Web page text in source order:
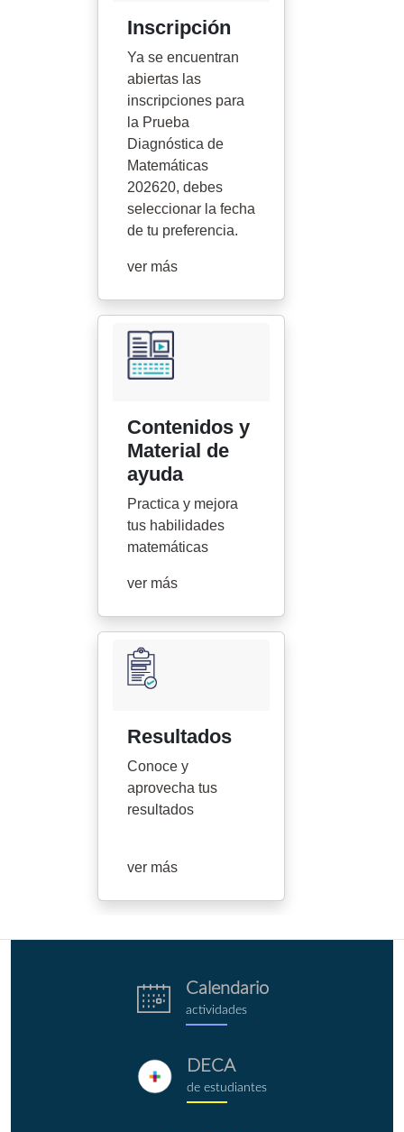
Inscripción
Ya se encuentran
abiertas las
inscripciones para
la Prueba
Diagnóstica de
Matemáticas
202620, debes
seleccionar la fecha
de tu preferencia.
ver más
Contenidos y
Material de
ayuda
Practica y mejora
tus habilidades
matemáticas
ver más
Resultados
Conoce y
aprovecha tus
resultados
ver más
eventos.png
Calendario
actividades
deca.png
DECA
de estudiantes